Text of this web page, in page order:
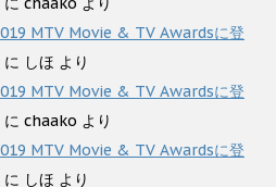
MTV Movie & TV Awardsに登
に しほ より
MTV Movie & TV Awardsに登
に chaako より
MTV Movie & TV Awardsに登
に しほ より